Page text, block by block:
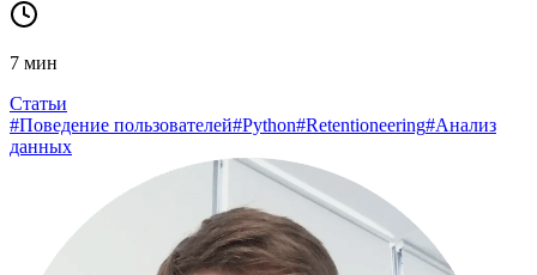
7 мин
Статьи
#Поведение пользователей#Python#Retentioneering#Анализ
данных